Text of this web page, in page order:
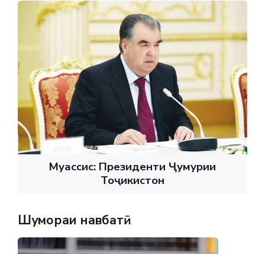
Муассис: Президенти Ҷумҳурии
Тоҷикистон
Шумораи навбатӣ